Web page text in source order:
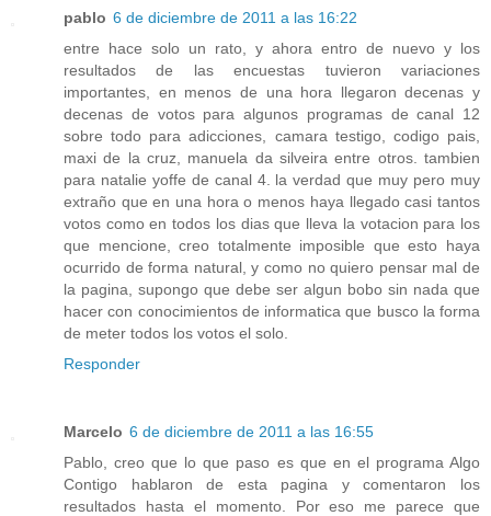
pablo 6 de diciembre de 2011 a las 16:22
entre hace solo un rato, y ahora entro de nuevo y los
resultados de las encuestas tuvieron variaciones
importantes, en menos de una hora llegaron decenas y
decenas de votos para algunos programas de canal 12
sobre todo para adicciones, camara testigo, codigo pais,
maxi de la cruz, manuela da silveira entre otros. tambien
para natalie yoffe de canal 4. la verdad que muy pero muy
extraño que en una hora o menos haya llegado casi tantos
votos como en todos los dias que lleva la votacion para los
que mencione, creo totalmente imposible que esto haya
ocurrido de forma natural, y como no quiero pensar mal de
la pagina, supongo que debe ser algun bobo sin nada que
hacer con conocimientos de informatica que busco la forma
de meter todos los votos el solo.
Responder
Marcelo 6 de diciembre de 2011 a las 16:55
Pablo, creo que lo que paso es que en el programa Algo
Contigo hablaron de esta pagina y comentaron los
resultados hasta el momento. Por eso me parece que